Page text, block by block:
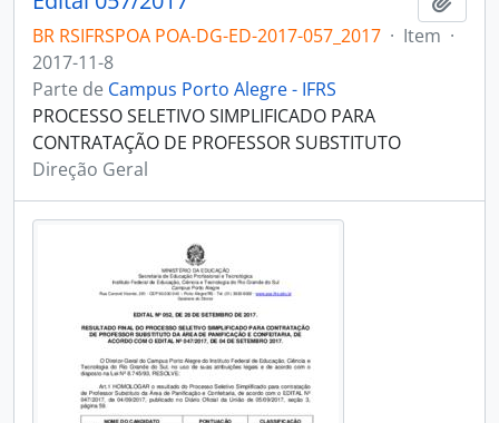
BR RSIFRSPOA POA-DG-ED-2017-057_2017 · Item ·
2017-11-8
Parte de Campus Porto Alegre - IFRS
PROCESSO SELETIVO SIMPLIFICADO PARA
CONTRATAÇÃO DE PROFESSOR SUBSTITUTO
Direção Geral